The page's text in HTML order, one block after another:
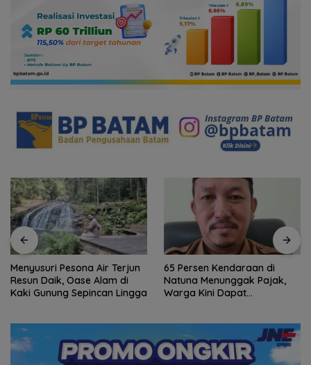
Menyusuri Pesona Air Terjun
Resun Daik, Oase Alam di
Kaki Gunung Sepincan Lingga
65 Persen Kendaraan di
Natuna Menunggak Pajak,
Warga Kini Dapat